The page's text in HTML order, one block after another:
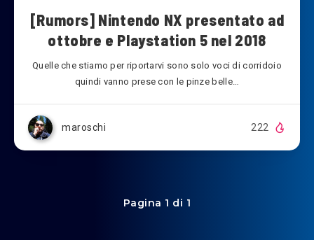
[Rumors] Nintendo NX presentato ad
ottobre e Playstation 5 nel 2018
Quelle che stiamo per riportarvi sono solo voci di corridoio
quindi vanno prese con le pinze belle…
maroschi 222
Pagina 1 di 1